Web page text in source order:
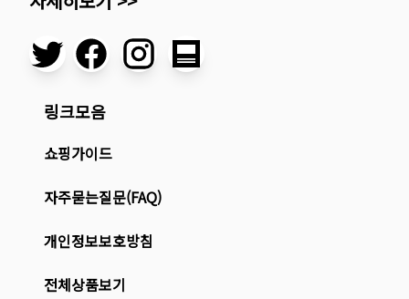
링크모음
쇼핑가이드
자주묻는질문(FAQ)
개인정보보호방침
전체상품보기